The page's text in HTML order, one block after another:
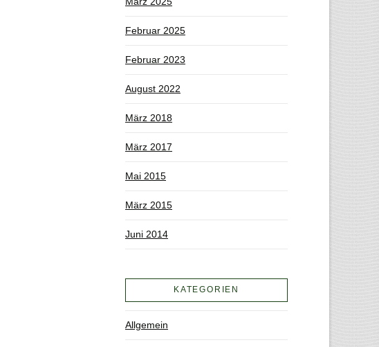
Februar 2025
Februar 2023
August 2022
März 2018
März 2017
Mai 2015
März 2015
Juni 2014
KATEGORIEN
Allgemein